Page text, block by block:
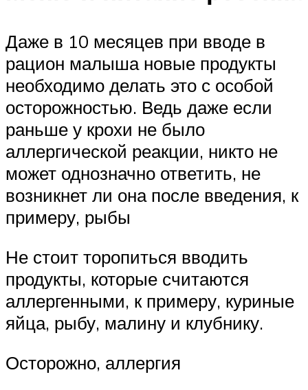
Даже в 10 месяцев при вводе в
рацион малыша новые продукты
необходимо делать это с особой
осторожностью. Ведь даже если
раньше у крохи не было
аллергической реакции, никто не
может однозначно ответить, не
возникнет ли она после введения, к
примеру, рыбы
Не стоит торопиться вводить
продукты, которые считаются
аллергенными, к примеру, куриные
яйца, рыбу, малину и клубнику.
Осторожно, аллергия